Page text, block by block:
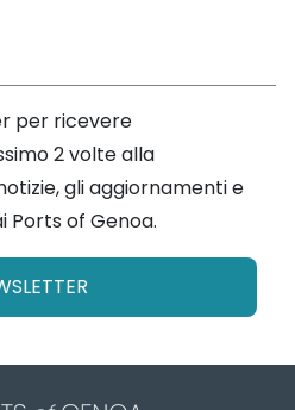
per ricevere
2 volte alla
gli aggiornamenti e
Ports of Genoa.